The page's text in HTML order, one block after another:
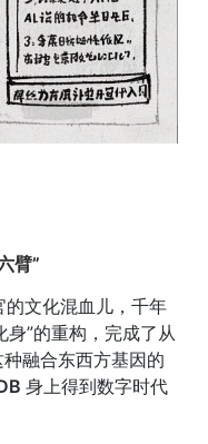
臂”
文化混血儿，千年
身”的重构，完成了从
融合东西方基因的
身上得到数字时代